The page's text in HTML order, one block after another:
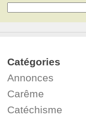
Catégories
Annonces
Carême
Catéchisme